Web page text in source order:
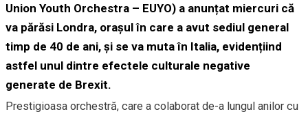
Union Youth Orchestra – EUYO) a anunțat miercuri că
va părăsi Londra, orașul în care a avut sediul general
timp de 40 de ani, și se va muta în Italia, evidențiind
astfel unul dintre efectele culturale negative
generate de Brexit.
Prestigioasa orchestră, care a colaborat de-a lungul anilor cu